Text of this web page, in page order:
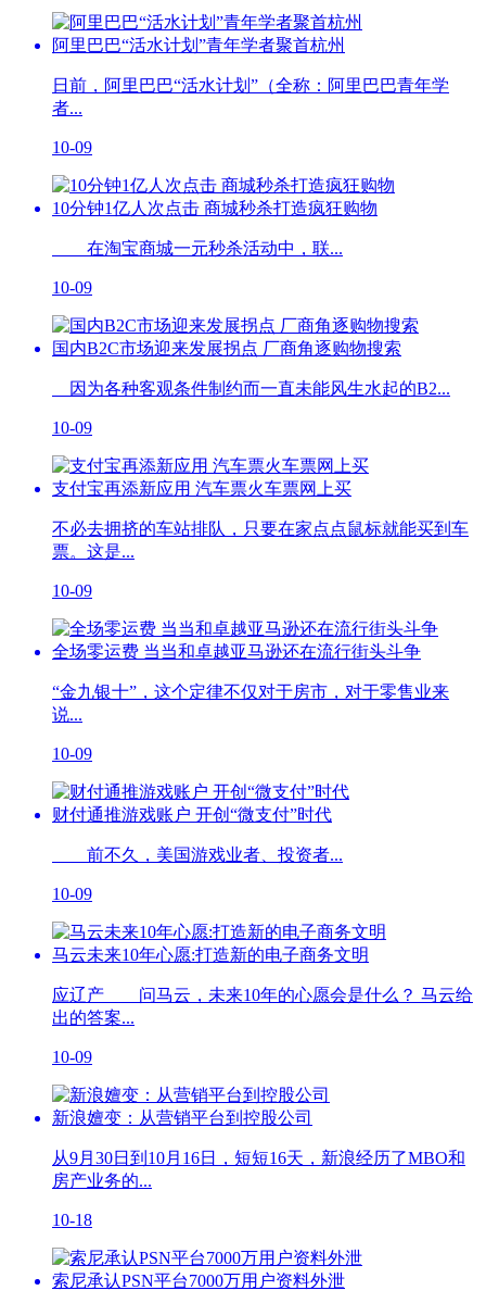
阿里巴巴“活水计划”青年学者聚首杭州
日前，阿里巴巴“活水计划”（全称：阿里巴巴青年学
者...
10-09
10分钟1亿人次点击 商城秒杀打造疯狂购物
在淘宝商城一元秒杀活动中，联...
10-09
国内B2C市场迎来发展拐点 厂商角逐购物搜索
因为各种客观条件制约而一直未能风生水起的B2...
10-09
支付宝再添新应用 汽车票火车票网上买
不必去拥挤的车站排队，只要在家点点鼠标就能买到车
票。这是...
10-09
全场零运费 当当和卓越亚马逊还在流行街头斗争
“金九银十”，这个定律不仅对于房市，对于零售业来
说...
10-09
财付通推游戏账户 开创“微支付”时代
前不久，美国游戏业者、投资者...
10-09
马云未来10年心愿:打造新的电子商务文明
应辽产 问马云，未来10年的心愿会是什么？ 马云给
出的答案...
10-09
新浪嬗变：从营销平台到控股公司
从9月30日到10月16日，短短16天，新浪经历了MBO和
房产业务的...
10-18
索尼承认PSN平台7000万用户资料外泄